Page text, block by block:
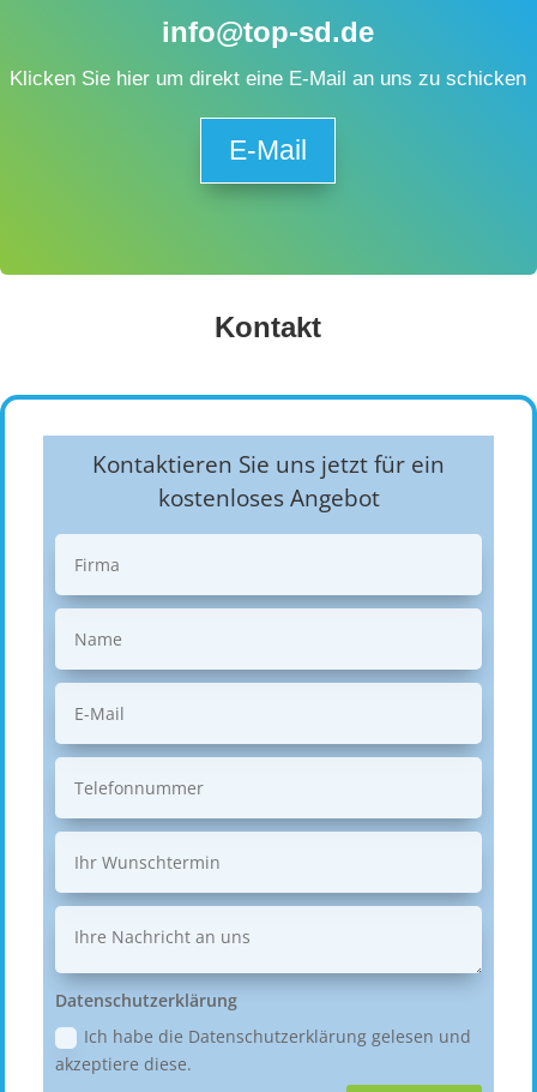
info@top-sd.de
Klicken Sie hier um direkt eine E-Mail an uns zu schicken
E-Mail
Kontakt
Kontaktieren Sie uns jetzt für ein
kostenloses Angebot
Datenschutzerklärung
Ich habe die Datenschutzerklärung gelesen und
akzeptiere diese.